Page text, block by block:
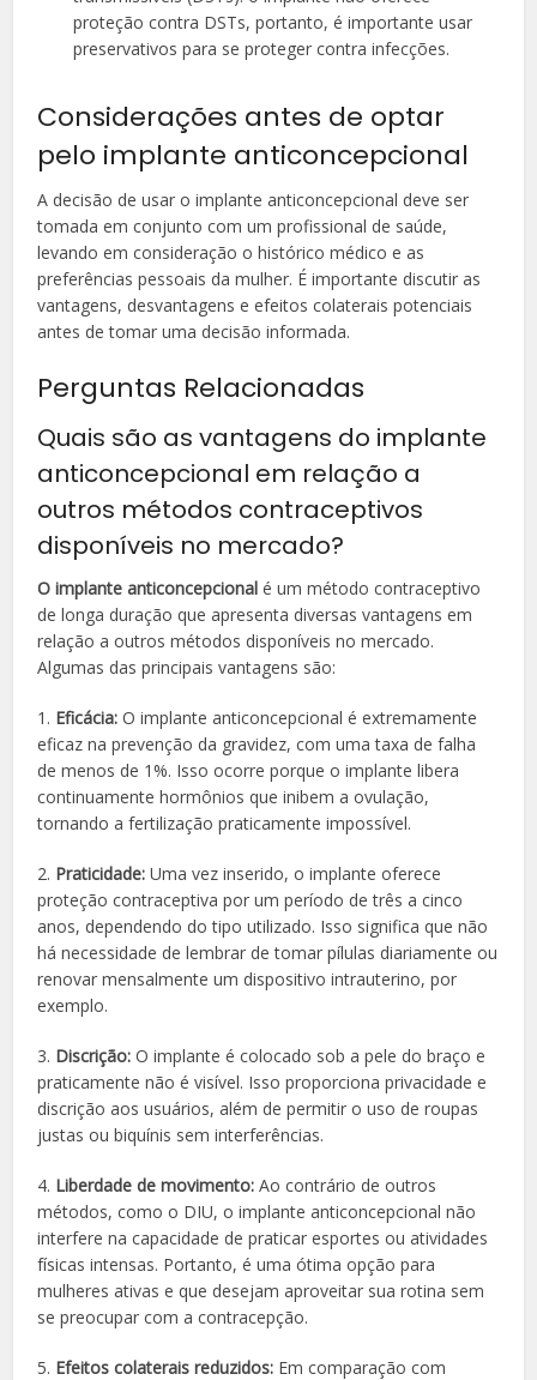
proteção contra DSTs, portanto, é importante usar
preservativos para se proteger contra infecções.
Considerações antes de optar
pelo implante anticoncepcional
A decisão de usar o implante anticoncepcional deve ser
tomada em conjunto com um profissional de saúde,
levando em consideração o histórico médico e as
preferências pessoais da mulher. É importante discutir as
vantagens, desvantagens e efeitos colaterais potenciais
antes de tomar uma decisão informada.
Perguntas Relacionadas
Quais são as vantagens do implante
anticoncepcional em relação a
outros métodos contraceptivos
disponíveis no mercado?
O implante anticoncepcional é um método contraceptivo
de longa duração que apresenta diversas vantagens em
relação a outros métodos disponíveis no mercado.
Algumas das principais vantagens são:
1. Eficácia: O implante anticoncepcional é extremamente
eficaz na prevenção da gravidez, com uma taxa de falha
de menos de 1%. Isso ocorre porque o implante libera
continuamente hormônios que inibem a ovulação,
tornando a fertilização praticamente impossível.
2. Praticidade: Uma vez inserido, o implante oferece
proteção contraceptiva por um período de três a cinco
anos, dependendo do tipo utilizado. Isso significa que não
há necessidade de lembrar de tomar pílulas diariamente ou
renovar mensalmente um dispositivo intrauterino, por
exemplo.
3. Discrição: O implante é colocado sob a pele do braço e
praticamente não é visível. Isso proporciona privacidade e
discrição aos usuários, além de permitir o uso de roupas
justas ou biquínis sem interferências.
4. Liberdade de movimento: Ao contrário de outros
métodos, como o DIU, o implante anticoncepcional não
interfere na capacidade de praticar esportes ou atividades
físicas intensas. Portanto, é uma ótima opção para
mulheres ativas e que desejam aproveitar sua rotina sem
se preocupar com a contracepção.
5. Efeitos colaterais reduzidos: Em comparação com